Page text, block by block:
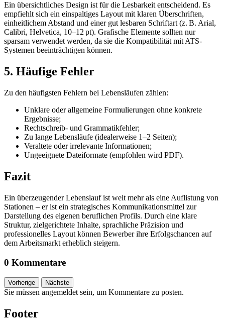
Ein übersichtliches Design ist für die Lesbarkeit entscheidend. Es
empfiehlt sich ein einspaltiges Layout mit klaren Überschriften,
einheitlichem Abstand und einer gut lesbaren Schriftart (z. B. Arial,
Calibri, Helvetica, 10–12 pt). Grafische Elemente sollten nur
sparsam verwendet werden, da sie die Kompatibilität mit ATS-
Systemen beeinträchtigen können.
5. Häufige Fehler
Zu den häufigsten Fehlern bei Lebensläufen zählen:
Unklare oder allgemeine Formulierungen ohne konkrete
Ergebnisse;
Rechtschreib- und Grammatikfehler;
Zu lange Lebensläufe (idealerweise 1–2 Seiten);
Veraltete oder irrelevante Informationen;
Ungeeignete Dateiformate (empfohlen wird PDF).
Fazit
Ein überzeugender Lebenslauf ist weit mehr als eine Auflistung von
Stationen – er ist ein strategisches Kommunikationsmittel zur
Darstellung des eigenen beruflichen Profils. Durch eine klare
Struktur, zielgerichtete Inhalte, sprachliche Präzision und
professionelles Layout können Bewerber ihre Erfolgschancen auf
dem Arbeitsmarkt erheblich steigern.
0 Kommentare
Vorherige Nächste
Sie müssen angemeldet sein, um Kommentare zu posten.
Footer